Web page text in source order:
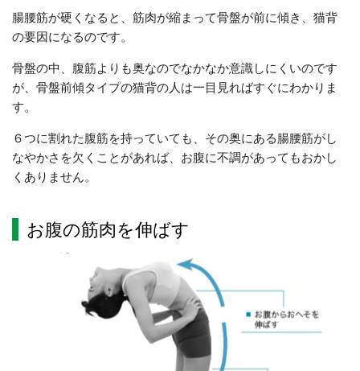
腸腰筋が硬くなると、筋肉が縮まって骨盤が前に傾き、猫背
の要因になるのです。
骨盤の中、腹筋よりも奥なのでなかなか意識しにくいのです
が、骨盤前傾タイプの猫背の人は一目見ればすぐにわかりま
す。
６つに割れた腹筋を持っていても、その奥にある腸腰筋がし
なやかさを欠くことがあれば、お腹に不調があってもおかし
くありません。
お腹の筋肉を伸ばす